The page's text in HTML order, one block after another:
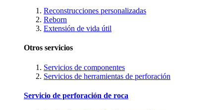
Reconstrucciones personalizadas
Reborn
Extensión de vida útil
Otros servicios
Servicios de componentes
Servicios de herramientas de perforación
Servicio de perforación de roca